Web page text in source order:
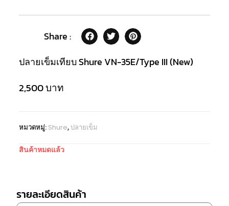
Share :
ปลายเข็มเทียบ Shure VN-35E/Type III (New)
2,500บาท
หมวดหมู่: Shure,ปลายเข็ม
สินค้าหมดแล้ว
รายละเอียดสินค้า